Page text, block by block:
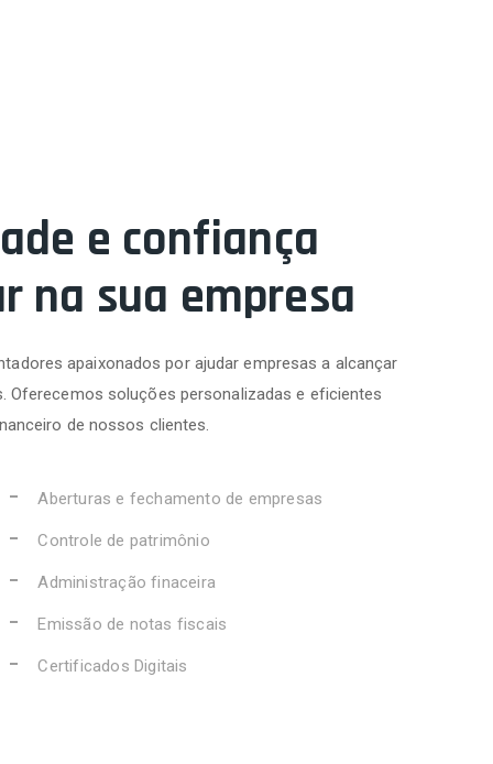
e confiança
na sua empresa
apaixonados por ajudar empresas a alcançar
Oferecemos soluções personalizadas e eficientes
de nossos clientes.
Aberturas e fechamento de empresas
Controle de patrimônio
Administração finaceira
Emissão de notas fiscais
Certificados Digitais